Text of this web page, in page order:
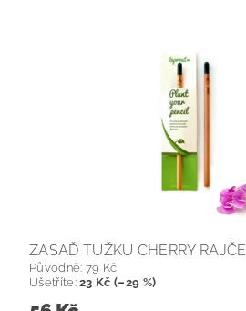
ZASAĎ TUŽKU CHERRY RAJČE
Původně: 79 Kč
Ušetříte:23 Kč (–29 %)